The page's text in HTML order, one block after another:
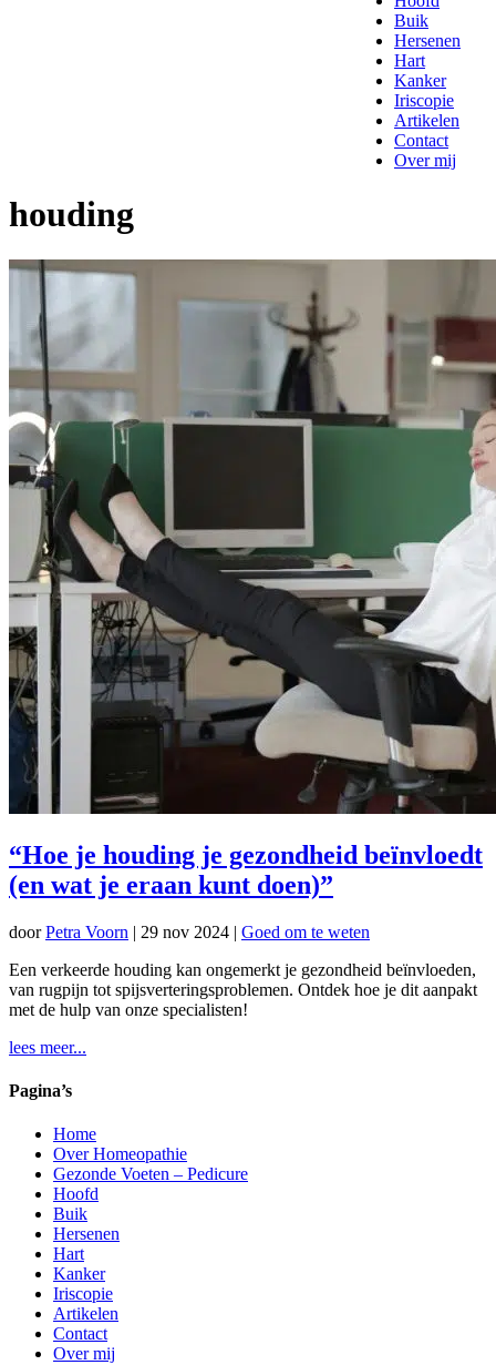
Buik
Hersenen
Hart
Kanker
Iriscopie
Artikelen
Contact
Over mij
houding
“Hoe je houding je gezondheid beïnvloedt
(en wat je eraan kunt doen)”
doorPetra Voorn | 29 nov 2024 | Goed om te weten
Een verkeerde houding kan ongemerkt je gezondheid beïnvloeden,
van rugpijn tot spijsverteringsproblemen. Ontdek hoe je dit aanpakt
met de hulp van onze specialisten!
lees meer...
Pagina’s
Home
Over Homeopathie
Gezonde Voeten – Pedicure
Hoofd
Buik
Hersenen
Hart
Kanker
Iriscopie
Artikelen
Contact
Over mij